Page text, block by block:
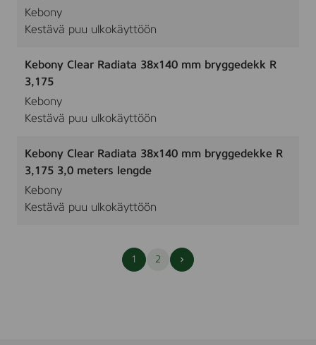
Kebony
Kestävä puu ulkokäyttöön
Kebony Clear Radiata 38x140 mm bryggedekk R
3,175
Kebony
Kestävä puu ulkokäyttöön
Kebony Clear Radiata 38x140 mm bryggedekke R
3,175 3,0 meters lengde
Kebony
Kestävä puu ulkokäyttöön
1 2
Seuraava
sivu